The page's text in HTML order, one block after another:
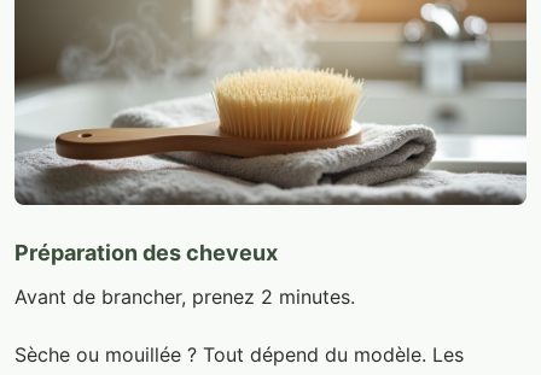
Préparation des cheveux
Avant de brancher, prenez 2 minutes.
Sèche ou mouillée ? Tout dépend du modèle. Les